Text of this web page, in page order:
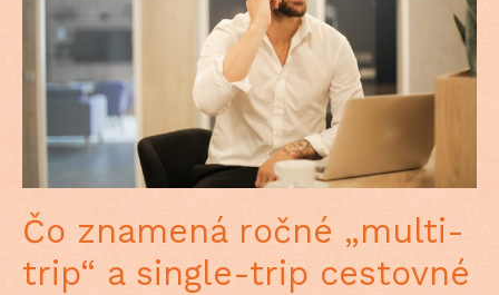
Čo znamená ročné „multi-
trip“ a single-trip cestovné